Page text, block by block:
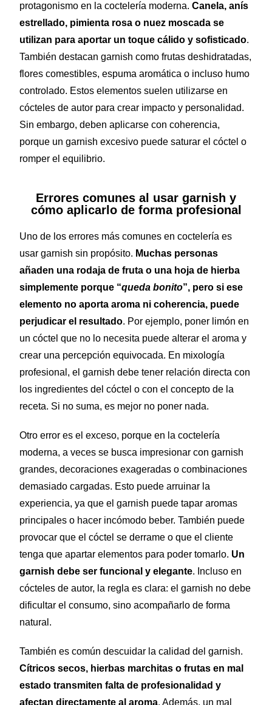
protagonismo en la coctelería moderna.Canela, anís
estrellado, pimienta rosa o nuez moscada se
utilizan para aportar un toque cálido y sofisticado.
También destacan garnish como frutas deshidratadas,
flores comestibles, espuma aromática o incluso humo
controlado. Estos elementos suelen utilizarse en
cócteles de autor para crear impacto y personalidad.
Sin embargo, deben aplicarse con coherencia,
porque un garnish excesivo puede saturar el cóctel o
romper el equilibrio.
Errores comunes al usar garnish y
cómo aplicarlo de forma profesional
Uno de los errores más comunes en coctelería es
usar garnish sin propósito. Muchas personas
añaden una rodaja de fruta o una hoja de hierba
simplemente porque “queda bonito”, pero si ese
elemento no aporta aroma ni coherencia, puede
perjudicar el resultado. Por ejemplo, poner limón en
un cóctel que no lo necesita puede alterar el aroma y
crear una percepción equivocada. En mixología
profesional, el garnish debe tener relación directa con
los ingredientes del cóctel o con el concepto de la
receta. Si no suma, es mejor no poner nada.
Otro error es el exceso, porque en la coctelería
moderna, a veces se busca impresionar con garnish
grandes, decoraciones exageradas o combinaciones
demasiado cargadas. Esto puede arruinar la
experiencia, ya que el garnish puede tapar aromas
principales o hacer incómodo beber. También puede
provocar que el cóctel se derrame o que el cliente
tenga que apartar elementos para poder tomarlo. Un
garnish debe ser funcional y elegante. Incluso en
cócteles de autor, la regla es clara: el garnish no debe
dificultar el consumo, sino acompañarlo de forma
natural.
También es común descuidar la calidad del garnish.
Cítricos secos, hierbas marchitas o frutas en mal
estado transmiten falta de profesionalidad y
afectan directamente al aroma. Además, un mal